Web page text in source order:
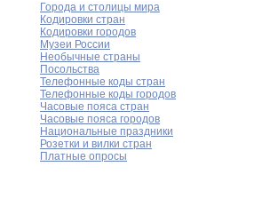
Города и столицы мира
Кодировки стран
Кодировки городов
Музеи России
Необычные страны
Посольства
Телефонные коды стран
Телефонные коды городов
Часовые пояса стран
Часовые пояса городов
Национальные праздники
Розетки и вилки стран
Платные опросы